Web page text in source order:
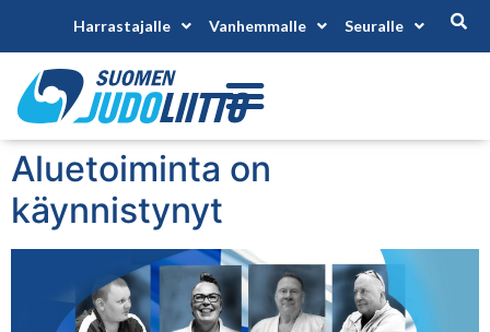
Harrastajalle Vanhemmalle Seuralle
Aluetoiminta on
käynnistynyt